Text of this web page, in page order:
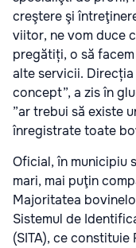
creştere şi
viitor, ne vom duce
pregătiți, o să
alte servicii.
concept”, a zis în
”ar trebui să existe
înregistrate toate
Oficial, în municipiu
mari, mai puţin
Majoritatea
Sistemul de
(SITA), ce